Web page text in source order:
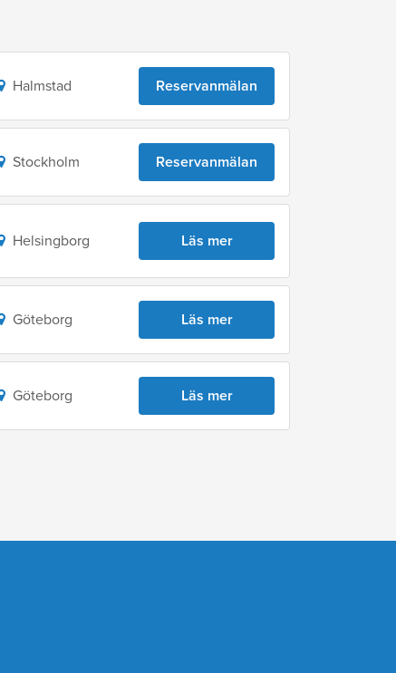
Halmstad Reservanmälan
Stockholm Reservanmälan
Helsingborg Läs mer
Göteborg Läs mer
Göteborg Läs mer